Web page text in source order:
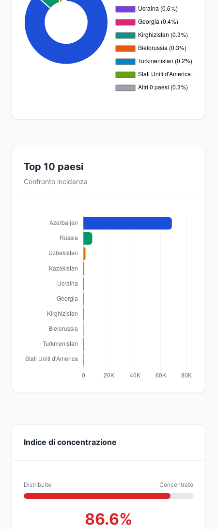
Top 10 paesi
Confronto incidenza
Indice di concentrazione
Distribuito Concentrato
86.6%